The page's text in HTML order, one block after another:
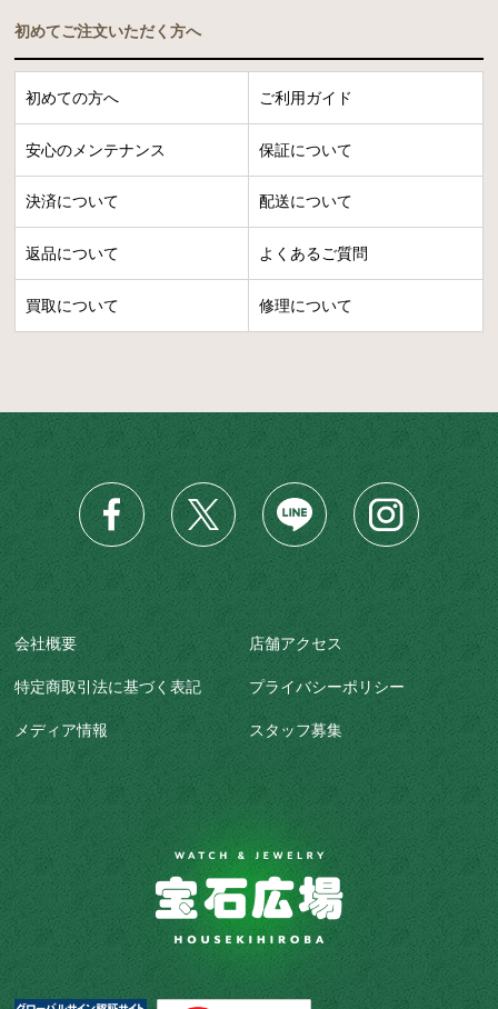
初めてご注文いただく方へ
初めての方へ ご利用ガイド
安心のメンテナンス 保証について
決済について 配送について
返品について よくあるご質問
買取について 修理について
会社概要 店舗アクセス
特定商取引法に基づく表記 プライバシーポリシー
メディア情報 スタッフ募集